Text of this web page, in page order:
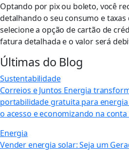
Optando por pix ou boleto, você
detalhando o seu consumo e taxas
selecione a opção de cartão de
fatura detalhada e o valor será
Últimas do Blog
Sustentabilidade
Correios e Juntos Energia
portabilidade gratuita para
o acesso e economizando na conta
Energia
Vender energia solar: Seja um